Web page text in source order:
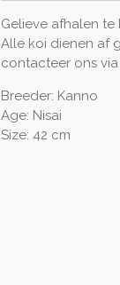
Gelieve afhalen
Alle koi dienen af
contacteer ons
Breeder: Kanno
Age: Nisai
Size: 42 cm